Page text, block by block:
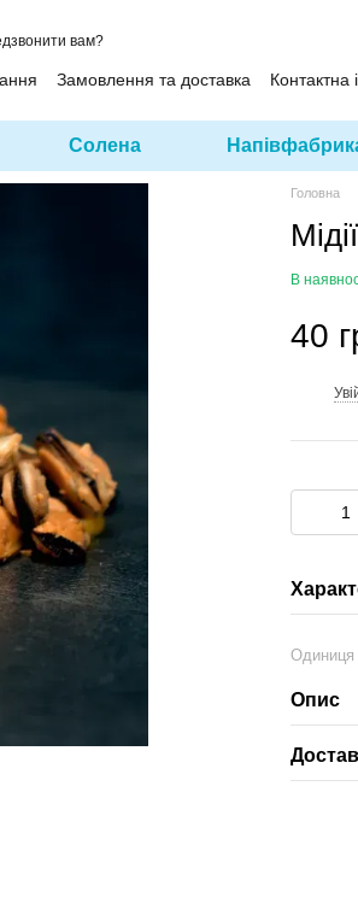
вам?
Замовлення та доставка Контактна
Солена
Головна
В
40
Одиниця
Опис